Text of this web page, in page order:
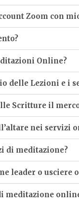
Zoom con
Online?
delle Lezioni e i
Scritture il
nei servizi
di meditazione?
leader o usciere
meditazione